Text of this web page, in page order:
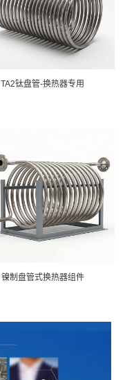
TA2钛盘管-换热器专用
镍制盘管式换热器组件